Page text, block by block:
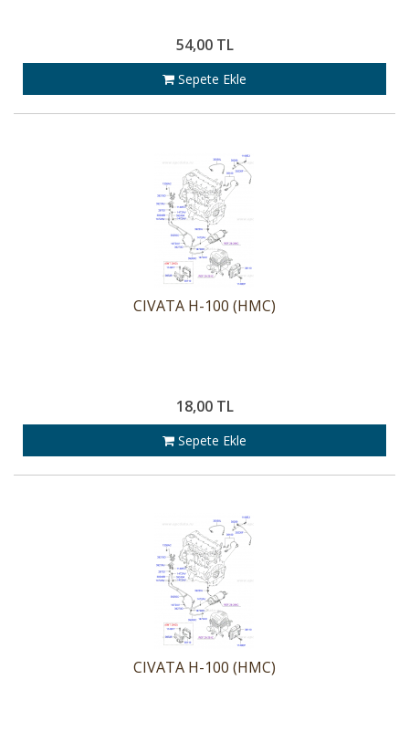
54,00 TL
Sepete Ekle
CIVATA H-100 (HMC)
18,00 TL
Sepete Ekle
CIVATA H-100 (HMC)